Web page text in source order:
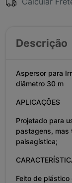
Descrição
Aspersor para
diâmetro 30 m
APLICAÇÕES
Projetado para
pastagens, mas
paisagística;
Feito de plástico